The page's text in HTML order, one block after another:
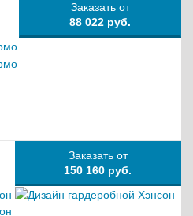
Заказать от
88 022 руб.
Заказать от
150 160 руб.